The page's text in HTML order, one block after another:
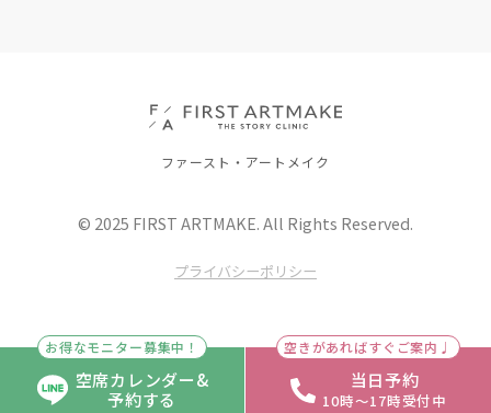
お得なモニター募集中！
空席カレンダー&
予約する
空きがあればすぐご案内♩
当日予約
10時〜17時受付中
ファースト・アートメイク
© 2025 FIRST ARTMAKE. All Rights Reserved.
プライバシーポリシー